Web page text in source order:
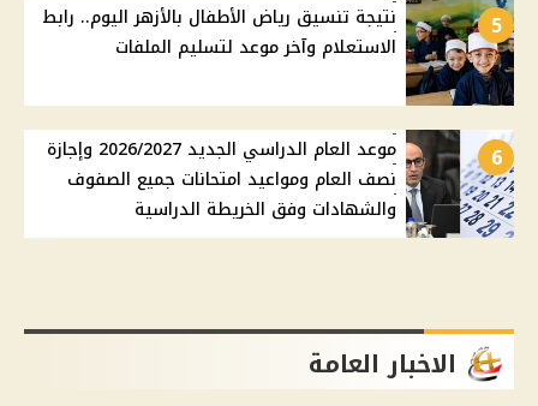
5
نتيجة تنسيق رياض الأطفال بالأزهر اليوم.. رابط
الاستعلام وآخر موعد لتسليم الملفات
6
موعد العام الدراسي الجديد 2026/2027 وإجازة
نصف العام ومواعيد امتحانات جميع الصفوف
والشهادات وفق الخريطة الدراسية
الاخبار العامة